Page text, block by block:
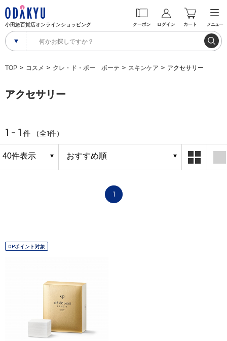
小田急百貨店オンラインショッピング クーポン ログイン カート メニュー
TOP コスメ クレ・ド・ポー ボーテ スキンケア アクセサリー
アクセサリー
1 - 1 件 （全1件）
1
OPポイント対象